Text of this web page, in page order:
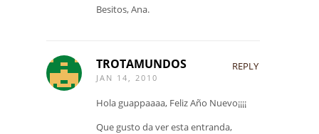
Besitos, Ana.
TROTAMUNDOS
JAN 14, 2010
REPLY
Hola guappaaaa, Feliz Año Nuevo¡¡¡¡
Que gusto da ver esta entranda,